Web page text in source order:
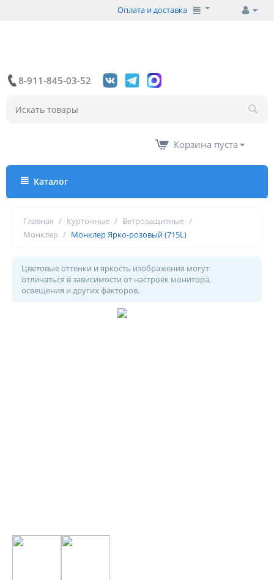
Оплата и доставка
8-911-845-03-52
Корзина пуста
Каталог
Главная / Курточные / Ветрозащитные /
Монклер / Монклер Ярко-розовый (715L)
Цветовые оттенки и яркость изображения могут
отличаться в зависимости от настроек монитора,
освещения и других факторов.